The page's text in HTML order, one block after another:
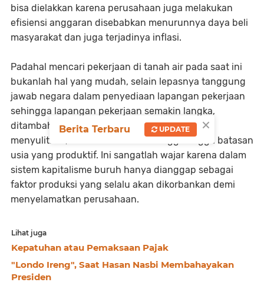
bisa dielakkan karena perusahaan juga melakukan
efisiensi anggaran disebabkan menurunnya daya beli
masyarakat dan juga terjadinya inflasi.
Padahal mencari pekerjaan di tanah air pada saat ini
bukanlah hal yang mudah, selain lepasnya tanggung
jawab negara dalam penyediaan lapangan pekerjaan
sehingga lapangan pekerjaan semakin langka,
ditambah lagi ada banyak kriteria yang begitu
menyulitkan, mulai dari tamatan tinggi hingga batasan
usia yang produktif. Ini sangatlah wajar karena dalam
sistem kapitalisme buruh hanya dianggap sebagai
faktor produksi yang selalu akan dikorbankan demi
menyelamatkan perusahaan.
Lihat juga
Kepatuhan atau Pemaksaan Pajak
"Londo Ireng", Saat Hasan Nasbi Membahayakan
Presiden
×
Berita Terbaru UPDATE